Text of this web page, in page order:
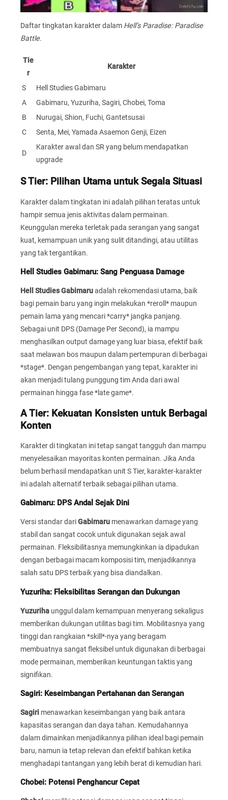
Daftar tingkatan karakter dalam Hell’s Paradise: Paradise
Battle.
Tie
r
Karakter
S
Hell Studies Gabimaru
A
Gabimaru, Yuzuriha, Sagiri, Chobei, Toma
B
Nurugai, Shion, Fuchi, Gantetsusai
C
Senta, Mei, Yamada Asaemon Genji, Eizen
D
Karakter awal dan SR yang belum mendapatkan
upgrade
S Tier: Pilihan Utama untuk Segala Situasi
Karakter dalam tingkatan ini adalah pilihan teratas untuk
hampir semua jenis aktivitas dalam permainan.
Keunggulan mereka terletak pada serangan yang sangat
kuat, kemampuan unik yang sulit ditandingi, atau utilitas
yang tak tergantikan.
Hell Studies Gabimaru: Sang Penguasa Damage
Hell Studies Gabimaruadalah rekomendasi utama, baik
bagi pemain baru yang ingin melakukan *reroll* maupun
pemain lama yang mencari *carry* jangka panjang.
Sebagai unit DPS (Damage Per Second), ia mampu
menghasilkan output damage yang luar biasa, efektif baik
saat melawan bos maupun dalam pertempuran di berbagai
*stage*. Dengan pengembangan yang tepat, karakter ini
akan menjadi tulang punggung tim Anda dari awal
permainan hingga fase *late game*.
A Tier: Kekuatan Konsisten untuk Berbagai
Konten
Karakter di tingkatan ini tetap sangat tangguh dan mampu
menyelesaikan mayoritas konten permainan. Jika Anda
belum berhasil mendapatkan unit S Tier, karakter-karakter
ini adalah alternatif terbaik sebagai pilihan utama.
Gabimaru: DPS Andal Sejak Dini
Versi standar dariGabimaru menawarkan damage yang
stabil dan sangat cocok untuk digunakan sejak awal
permainan. Fleksibilitasnya memungkinkan ia dipadukan
dengan berbagai macam komposisi tim, menjadikannya
salah satu DPS terbaik yang bisa diandalkan.
Yuzuriha: Fleksibilitas Serangan dan Dukungan
Yuzuriha unggul dalam kemampuan menyerang sekaligus
memberikan dukungan utilitas bagi tim. Mobilitasnya yang
tinggi dan rangkaian *skill*-nya yang beragam
membuatnya sangat fleksibel untuk digunakan di berbagai
mode permainan, memberikan keuntungan taktis yang
signifikan.
Sagiri: Keseimbangan Pertahanan dan Serangan
Sagiri menawarkan keseimbangan yang baik antara
kapasitas serangan dan daya tahan. Kemudahannya
dalam dimainkan menjadikannya pilihan ideal bagi pemain
baru, namun ia tetap relevan dan efektif bahkan ketika
menghadapi tantangan yang lebih berat di kemudian hari.
Chobei: Potensi Penghancur Cepat